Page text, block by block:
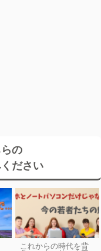
の
ださい
これからの時代を背